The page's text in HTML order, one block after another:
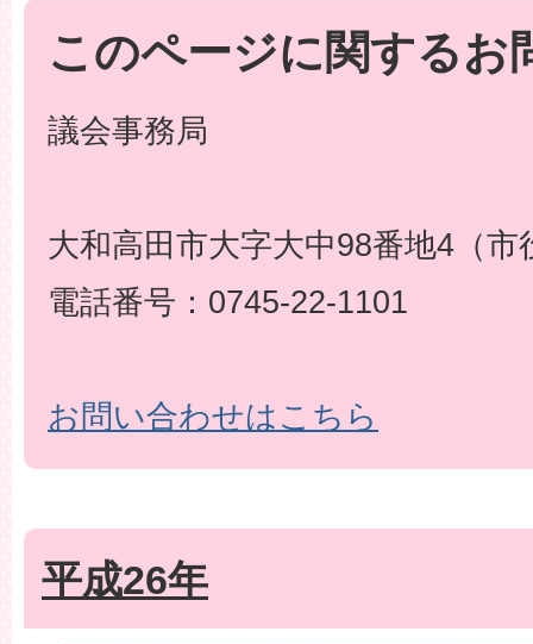
このページに関するお
議会事務局
大和高田市大字大中98番地4（市
電話番号：0745-22-1101
お問い合わせはこちら
平成26年